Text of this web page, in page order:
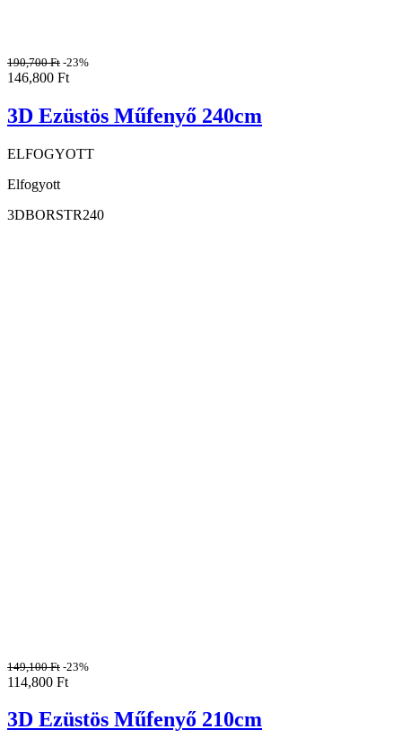
190,700Ft -23%
146,800 Ft
3D Ezüstös Műfenyő 240cm
ELFOGYOTT
Elfogyott
3DBORSTR240
149,100Ft -23%
114,800 Ft
3D Ezüstös Műfenyő 210cm